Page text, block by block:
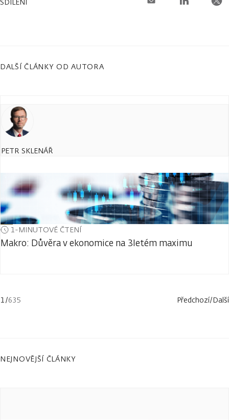
DALŠÍ ČLÁNKY OD AUTORA
PETR SKLENÁŘ
1-MINUTOVÉ ČTENÍ
Makro: Důvěra v ekonomice na 3letém maximu
1/635 Předchozí/Další
NEJNOVĚJŠÍ ČLÁNKY